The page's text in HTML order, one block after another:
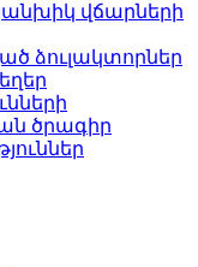
վճարների
ձուլակտորներ
ծրագիր